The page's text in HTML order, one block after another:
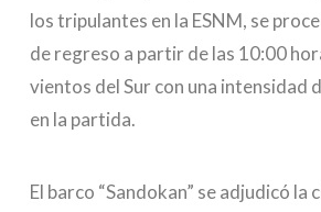
los tripulantes en la ESNM, se
de regreso a partir de las 10:00
vientos del Sur con una intensidad
en la partida.
El barco “Sandokan” se adjudicó la